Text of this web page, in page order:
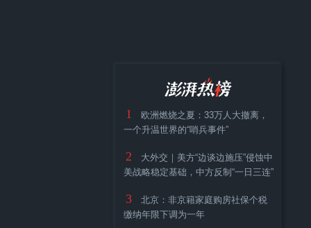
天路Vlog｜珠峰108拐极限实
测！比亚迪天神之眼B征服高原
天路
1
欧洲燃烧之夏：33万人大撤离，
一个升温世界的“哨兵事件”
2
大外交｜美方“边谈边施压”侵蚀中
美战略稳定基础，中方反制“一日三连”
3
北京：非京籍家庭购房社保个税
缴纳年限下调为一年